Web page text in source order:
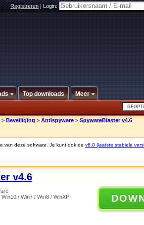
Registreren|Login:
Top downloads Meer
> Beveiliging > Antispyware > SpywareBlaster v4.6
van deze software. Je kunt ook de v6.0 (laatste stabiele
v4.6
Win10 / Win7 / Win8 / WinXP